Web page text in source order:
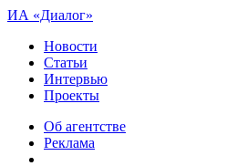
ИА «Диалог»
Новости
Статьи
Интервью
Проекты
Об агентстве
Реклама